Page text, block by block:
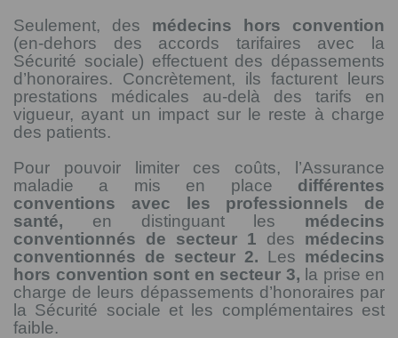
Seulement, des médecins hors convention
(en-dehors des accords tarifaires avec la
Sécurité sociale) effectuent des dépassements
d’honoraires. Concrètement, ils facturent leurs
prestations médicales au-delà des tarifs en
vigueur, ayant un impact sur le reste à charge
des patients.
Pour pouvoir limiter ces coûts, l’Assurance
maladie a mis en place différentes
conventions avec les professionnels de
santé, en distinguant les médecins
conventionnés de secteur 1 des médecins
conventionnés de secteur 2. Les médecins
hors convention sont en secteur 3, la prise en
charge de leurs dépassements d’honoraires par
la Sécurité sociale et les complémentaires est
faible.